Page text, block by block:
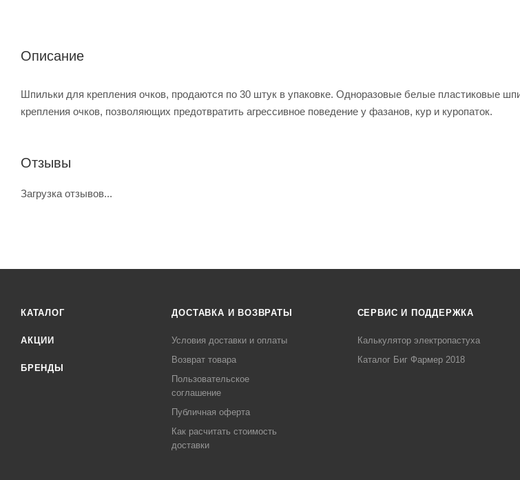
Описание
Шпильки для крепления очков, продаются по 30 штук в упаковке. Одноразовые белые пластиковые
крепления очков, позволяющих предотвратить агрессивное поведение у фазанов, кур и куропаток.
Отзывы
Загрузка отзывов...
КАТАЛОГ
АКЦИИ
БРЕНДЫ
ДОСТАВКА И ВОЗВРАТЫ
Условия доставки и оплаты
Возврат товара
Пользовательское
соглашение
Публичная оферта
Как расчитать стоимость
доставки
СЕРВИС И ПОДДЕРЖКА
Калькулятор электропастуха
Каталог Биг Фармер 2018